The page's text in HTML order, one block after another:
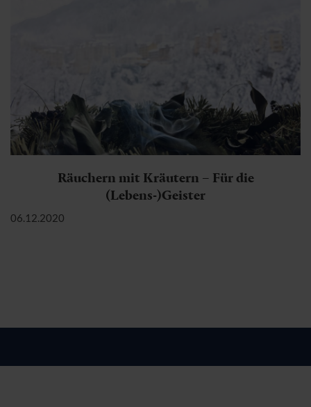
Räuchern mit Kräutern – Für die
(Lebens-)Geister
06.12.2020